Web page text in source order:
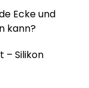
Ecke und
kann?
– Silikon